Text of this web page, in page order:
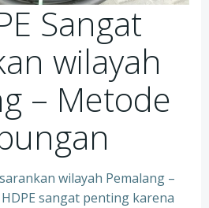
Sangat
wilayah
– Metode
wilayah Pemalang –
sangat penting karena